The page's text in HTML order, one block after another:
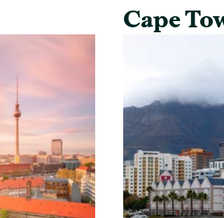
Cape